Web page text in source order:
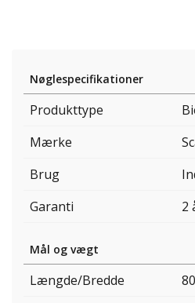
Nøglespecifikationer
Produkttype
Mærke
Brug
Garanti
2
Mål og vægt
Længde/Bredde